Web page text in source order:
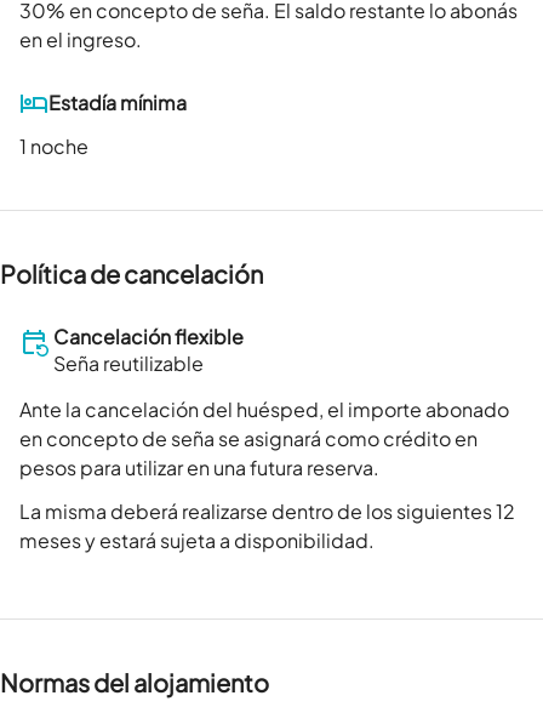
30% en concepto de seña. El saldo restante lo abonás
en el ingreso.
Estadía mínima
1 noche
Política de cancelación
Cancelación flexible
Seña reutilizable
Ante la cancelación del huésped, el importe abonado
en concepto de seña se asignará como crédito en
pesos para utilizar en una futura reserva.
La misma deberá realizarse dentro de los siguientes 12
meses y estará sujeta a disponibilidad.
Normas del alojamiento